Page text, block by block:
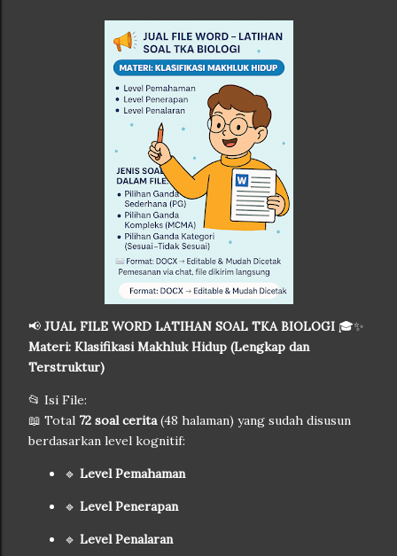
📢 JUAL FILE WORD LATIHAN SOAL TKA BIOLOGI 🎓✨
Materi: Klasifikasi Makhluk Hidup (Lengkap dan
Terstruktur)
📂 Isi File:
📖 Total 72 soal cerita(48 halaman) yang sudah disusun
berdasarkan level kognitif:
🔹 Level Pemahaman
🔹 Level Penerapan
🔹 Level Penalaran